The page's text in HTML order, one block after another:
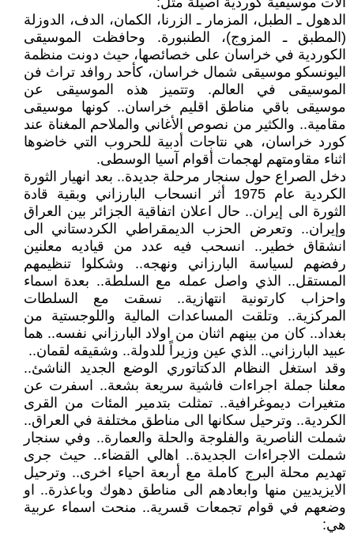
الدهول ـ الطبل، المزمار ـ الزرنا، الكمان، الدف، الدوزلة
(المطبق ـ المزوج)، الطنبورة. وحافظت الموسيقى
الكوردية في خراسان على خصائصها، حيث دونت منظمة
اليونسكو موسيقى شمال خراسان، كأحد روافد تراث فن
الموسيقى في العالم. وتتميز هذه الموسيقى عن
موسيقى باقي مناطق اقليم خراسان.. كونها موسيقى
مقامية.. والكثير من نصوص الأغاني والملاحم المغناة عند
كورد خراسان، هي نتاجات أدبية للحروب التي خاضوها
اثناء مقاومتهم لهجمات أقوام آسيا الوسطى.
دخل الصراع حول سنجار مرحلة جديدة.. بعد انهيار الثورة
الكردية عام 1975 أثر انسحاب البارزاني وبقية قادة
الثورة الى إيران.. حال اعلان اتفاقية الجزائر بين العراق
وإيران.. وتعرض الحزب الديمقراطي الكردستاني الى
انشقاق خطير.. انسحب فيه عدد من قياديه معلنين
رفضهم لسياسة البارزاني ونهجه.. وشكلوا تنظيمهم
المستقل.. الذي واصل عمله مع السلطة.. بعدة اسماء
واحزاب كارتونية انتهازية.. نسقت مع السلطات
المركزية.. وتلقت المساعدات المالية واللوجستية من
بغداد.. كان من بينهم اثنان من اولاد البارزاني نفسه.. هما
عبيد البارزاني.. الذي عين وزيراً للدولة.. وشقيقه لقمان..
وقد استغل النظام الدكتاتوري الوضع الجديد الناشئ..
معلنا جملة اجراءات فاشية سريعة بشعة.. اسفرت عن
متغيرات ديموغرافية.. تمثلت بتدمير المئات من القرى
الكردية.. وترحيل سكانها الى مناطق مختلفة في العراق..
شملت الناصرية والفلوجة والحلة والعمارة.. وفي سنجار
شملت الاجراءات الجديدة.. اهالي القضاء.. حيث جرى
تهديم محلة البرج كاملة مع أربعة احياء اخرى.. وترحيل
الايزيديين منها وابعادهم الى مناطق دهوك وباعذرة.. او
وضعهم في قوام تجمعات قسرية.. منحت اسماء عربية
هي: